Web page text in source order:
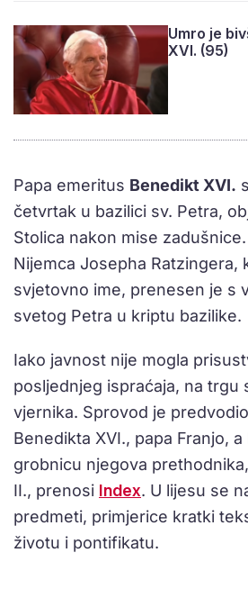
Umro je
XVI. (95)
Papa emeritus Benedikt XVI.
četvrtak u bazilici sv. Petra,
Stolica nakon mise
Nijemca Josepha Ratzingera,
svjetovno ime, prenesen je s
svetog Petra u kriptu bazilike.
Iako javnost nije mogla
posljednjeg ispraćaja, na trgu
vjernika. Sprovod je
Benedikta XVI., papa Franjo,
grobnicu njegova
II., prenosi Index. U lijesu se
predmeti, primjerice kratki
životu i pontifikatu.